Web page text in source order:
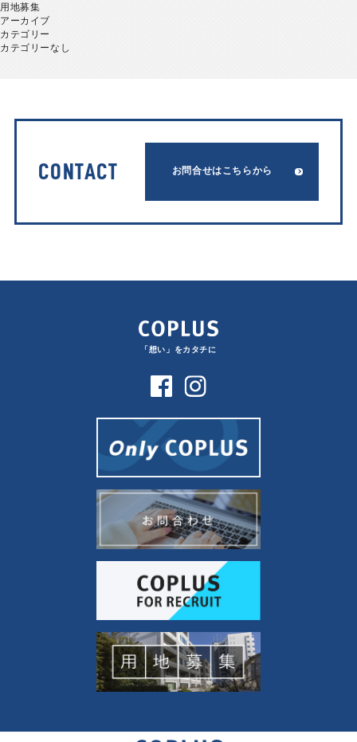
用地募集
アーカイブ
カテゴリー
カテゴリーなし
CONTACT お問合せはこちらから
「想い」をカタチに